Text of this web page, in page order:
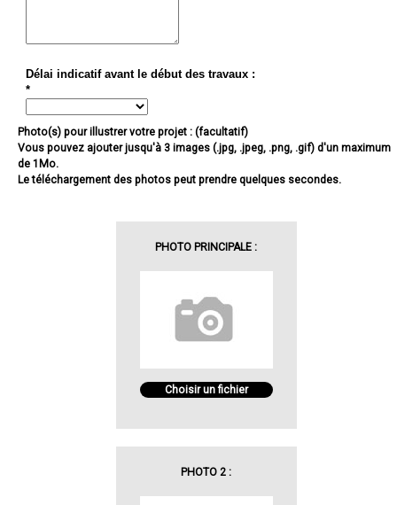
Délai indicatif avant le début des travaux :
*
Photo(s) pour illustrer votre projet : (facultatif)
Vous pouvez ajouter jusqu'à 3 images (.jpg, .jpeg, .png, .gif) d'un maximum
de 1Mo.
Le téléchargement des photos peut prendre quelques secondes.
PHOTO PRINCIPALE :
Choisir un fichier
PHOTO 2 :